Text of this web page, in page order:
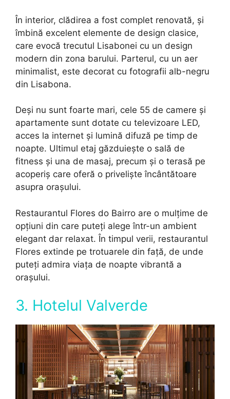
În interior, clădirea a fost complet renovată, și
îmbină excelent elemente de design clasice,
care evocă trecutul Lisabonei cu un design
modern din zona barului. Parterul, cu un aer
minimalist, este decorat cu fotografii alb-negru
din Lisabona.
Deși nu sunt foarte mari, cele 55 de camere și
apartamente sunt dotate cu televizoare LED,
acces la internet și lumină difuză pe timp de
noapte. Ultimul etaj găzduiește o sală de
fitness și una de masaj, precum și o terasă pe
acoperiș care oferă o priveliște încântătoare
asupra orașului.
Restaurantul Flores do Bairro are o mulțime de
opțiuni din care puteți alege într-un ambient
elegant dar relaxat. În timpul verii, restaurantul
Flores extinde pe trotuarele din față, de unde
puteți admira viața de noapte vibrantă a
orașului.
3. Hotelul Valverde